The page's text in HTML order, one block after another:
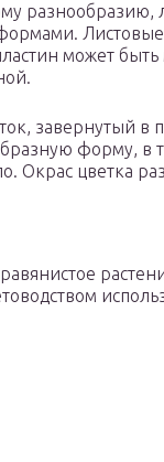
разнообразию,
Листовые
может
завернутый
форму, в
Окрас цветка